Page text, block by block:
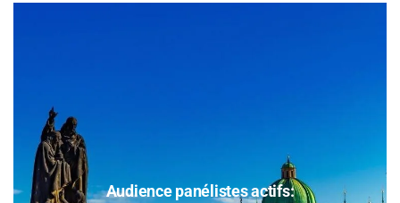
Audience panélistes actifs: